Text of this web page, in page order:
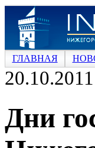
ГЛАВНАЯ
20.10.2011
Дни